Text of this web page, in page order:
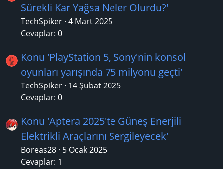
Sürekli Kar Yağsa Neler Olurdu?'
TechSpiker 4 Mart 2025
Cevaplar: 0
Konu 'PlayStation 5, Sony'nin konsol
oyunları yarışında 75 milyonu geçti'
TechSpiker 14 Şubat 2025
Cevaplar: 0
Konu 'Aptera 2025'te Güneş Enerjili
Elektrikli Araçlarını Sergileyecek'
Boreas28 5 Ocak 2025
Cevaplar: 1